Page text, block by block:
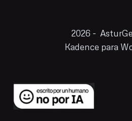
2026 -
Kadence para